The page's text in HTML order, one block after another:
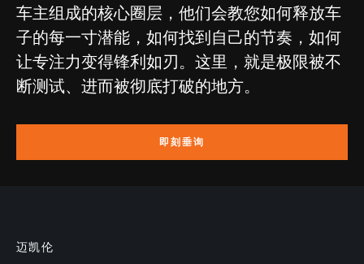
车主组成的核心圈层，他们会教您如何释放车
子的每一寸潜能，如何找到自己的节奏，如何
让专注力变得锋利如刃。这里，就是极限被不
断测试、进而被彻底打破的地方。
即刻垂询
迈凯伦